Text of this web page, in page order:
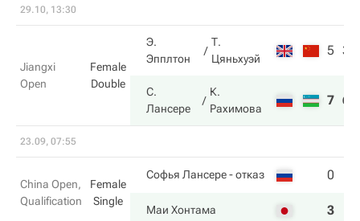
29.10, 13:30
Jiangxi
Open
Female
Double
Э.
Эпплтон
Т.
Цяньхуэй
5 3
С.
Лансере
К.
Рахимова
7 6
23.09, 07:55
China Open,
Qualification
Female
Single
Софья Лансере- отказ 0
Маи Хонтама 3